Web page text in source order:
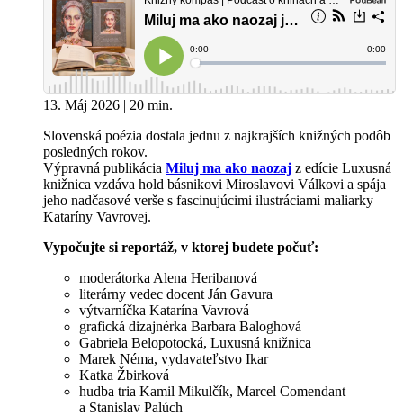
13. Máj 2026 | 20 min.
Slovenská poézia dostala jednu z najkrajších knižných podôb
posledných rokov.
Výpravná publikácia Miluj ma ako naozaj z edície Luxusná
knižnica vzdáva hold básnikovi Miroslavovi Válkovi a spája
jeho nadčasové verše s fascinujúcimi ilustráciami maliarky
Kataríny Vavrovej.
Vypočujte si reportáž, v ktorej budete počuť:
moderátorka Alena Heribanová
literárny vedec docent Ján Gavura
výtvarníčka Katarína Vavrová
grafická dizajnérka Barbara Baloghová
Gabriela Belopotocká, Luxusná knižnica
Marek Néma, vydavateľstvo Ikar
Katka Žbirková
hudba tria Kamil Mikulčík, Marcel Comendant
a Stanislav Palúch